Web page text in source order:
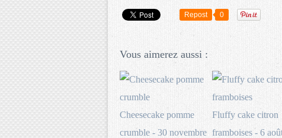
Repost 0
Vous aimerez aussi :
Cheesecake pomme
crumble - 30 novembre
Fluffy cake citron
framboises - 6